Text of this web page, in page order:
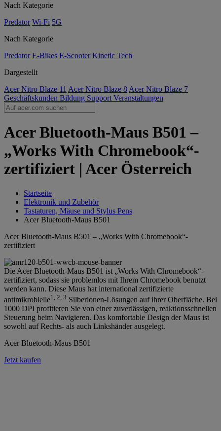
Nach Kategorie
Predator Wi-Fi 5G
Nach Kategorie
Predator E-Bikes E-Scooter Kinetic Tech
Dargestellt
Acer Nitro Blaze 11 Acer Nitro Blaze 8 Acer Nitro Blaze 7
Geschäftskunden Bildung Support Veranstaltungen
Acer Bluetooth-Maus B501 –
„Works With Chromebook“-
zertifiziert | Acer Österreich
Startseite
Elektronik und Zubehör
Tastaturen, Mäuse und Stylus Pens
Acer Bluetooth-Maus B501
Acer Bluetooth-Maus B501 – „Works With Chromebook“-
zertifiziert
Die Acer Bluetooth-Maus B501 ist „Works With Chromebook“-
zertifiziert, sodass sie problemlos mit Ihrem Chromebook benutzt
werden kann. Diese Maus hat international zertifizierte
antimikrobielle1, 2, 3 Silberionen-Lösungen auf ihrer Oberfläche. Bei
1000 DPI profitieren Sie von einer zuverlässigen, reaktionsschnellen
Steuerung beim Navigieren. Das komfortable Design der Maus ist
sowohl auf Rechts- als auch Linkshänder ausgelegt.
Acer Bluetooth-Maus B501
Jetzt kaufen